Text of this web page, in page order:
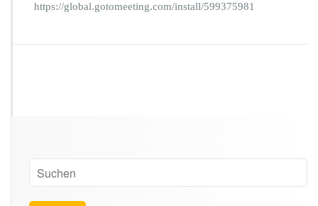
https://global.gotomeeting.com/install/599375981